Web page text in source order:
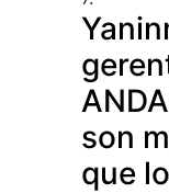
son
que